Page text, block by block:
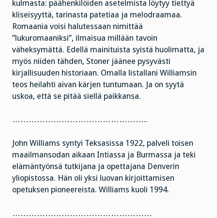
kulmasta: päähenkilöiden asetelmista löytyy tiettyä
kliseisyyttä, tarinasta patetiaa ja melodraamaa.
Romaania voisi halutessaan nimittää
”lukuromaaniksi”, ilmaisua millään tavoin
väheksymättä. Edellä mainituista syistä huolimatta, ja
myös niiden tähden, Stoner jäänee pysyvästi
kirjallisuuden historiaan. Omalla listallani Williamsin
teos heilahti aivan kärjen tuntumaan. Ja on syytä
uskoa, että se pitää siellä paikkansa.
…………………………………………..
John Williams syntyi Teksasissa 1922, palveli toisen
maailmansodan aikaan Intiassa ja Burmassa ja teki
elämäntyönsä tutkijana ja opettajana Denverin
yliopistossa. Hän oli yksi luovan kirjoittamisen
opetuksen pioneereista. Williams kuoli 1994.
……………………………………………